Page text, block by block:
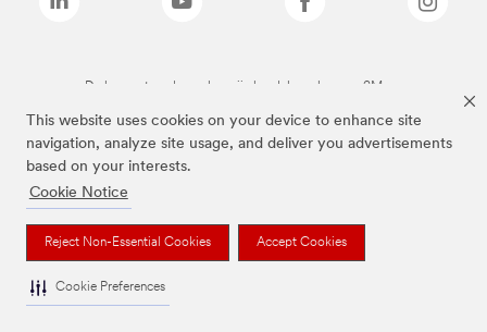
This website uses cookies on your device to enhance site
navigation, analyze site usage, and deliver you advertisements
based on your interests.
Cookie Notice
Reject Non-Essential Cookies Accept Cookies
Cookie Preferences
De bovenstaande merken zijn handelsmerken van 3M.we